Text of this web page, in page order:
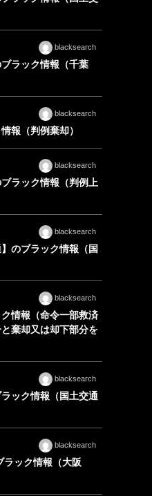
blacksearch
ラック情報（千葉
blacksearch
報（判例棄却）
blacksearch
ラック情報（判例上
blacksearch
のブラック情報（国
blacksearch
情報（命令一部救済
棄却又は却下部分を
blacksearch
ック情報（国土交通
blacksearch
ラック情報（大阪